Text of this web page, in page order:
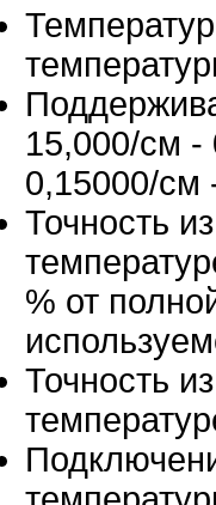
15,000/см -
0,15000/см
Точность
% от
Точность